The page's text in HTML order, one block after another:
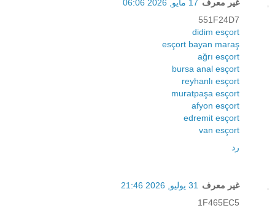
غير معرف 17 مايو, 2026 06:06
551F24D7
didim esçort
esçort bayan maraş
ağrı esçort
bursa anal esçort
reyhanlı esçort
muratpaşa esçort
afyon esçort
edremit esçort
van esçort
رد
غير معرف
31 يوليو, 2026 21:46
1F465EC5